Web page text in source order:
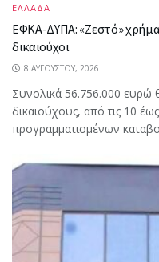
ΕΛΛΑΔΑ
ΕΦΚΑ-ΔΥΠΑ: «Ζεστό» χρήμα
δικαιούχοι
8 ΑΥΓΟΎΣΤΟΥ, 2026
Συνολικά 56.756.000 ευρώ
δικαιούχους, από τις 10
προγραμματισμένων